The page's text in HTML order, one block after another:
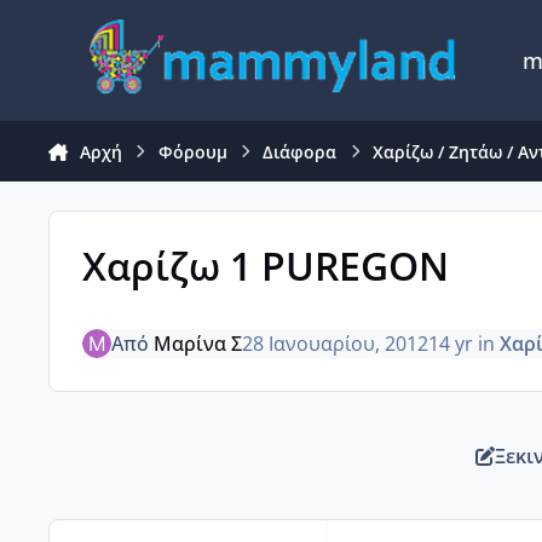
Μετάβαση σε περιεχόμενο
Αρχή Φόρουμ Διάφορα Χαρίζω / Ζητάω /
Χαρίζω 1 PUREGON
Από Μαρίνα Σ28 Ιανουαρίου, 201214 yr in